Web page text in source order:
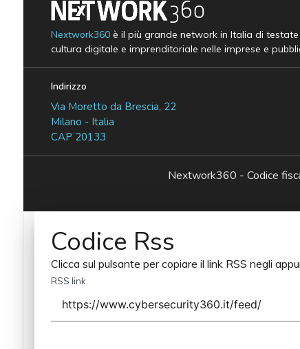
Nextwork360è il più grande network in Italia di
cultura digitale e imprenditoriale nelle imprese e
Indirizzo
Via Moretto da Brescia, 22
Milano - Italia
CAP 20133
Nextwork360 - Codice
Codice Rss
Clicca sul pulsante per copiare il link RSS negli
RSS link